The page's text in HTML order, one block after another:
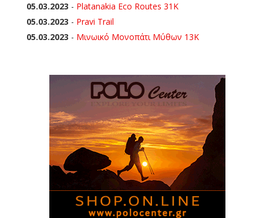
05.03.2023 - Platanakia Eco Routes 31K
05.03.2023 - Pravi Trail
05.03.2023 - Μινωικό Μονοπάτι Μύθων 13Κ